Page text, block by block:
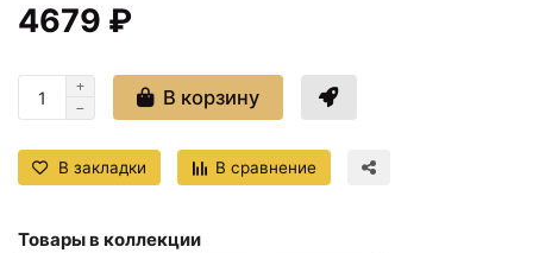
4679 ₽
В корзину
В закладки В сравнение
Товары в коллекции